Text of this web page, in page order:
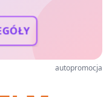
autopromocja